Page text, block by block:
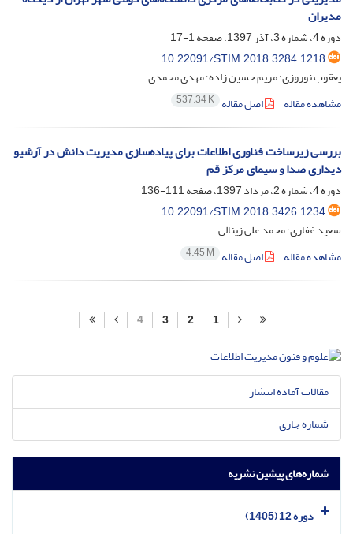
مدیران
دوره 4، شماره 3، آذر 1397، صفحه
1-17
10.22091/STIM.2018.3284.1218
یعقوب نوروزی؛ مریم حسین زاده؛ مهدی محمدی
مشاهده مقاله
اصل مقاله 537.34 K
بررسی زیرساخت فناوری اطلاعات برای پیاده‌سازی مدیریت دانش در آرشیو
دیداری صدا و سیمای مرکز قم
دوره 4، شماره 2، مرداد 1397، صفحه
111-136
10.22091/STIM.2018.3426.1234
سعید غفاری؛ محمد علی زینالی
مشاهده مقاله
اصل مقاله 4.45 M
1
2
3
4
مقالات آماده انتشار
شماره جاری
شماره‌های پیشین نشریه
دوره 12 (1405)